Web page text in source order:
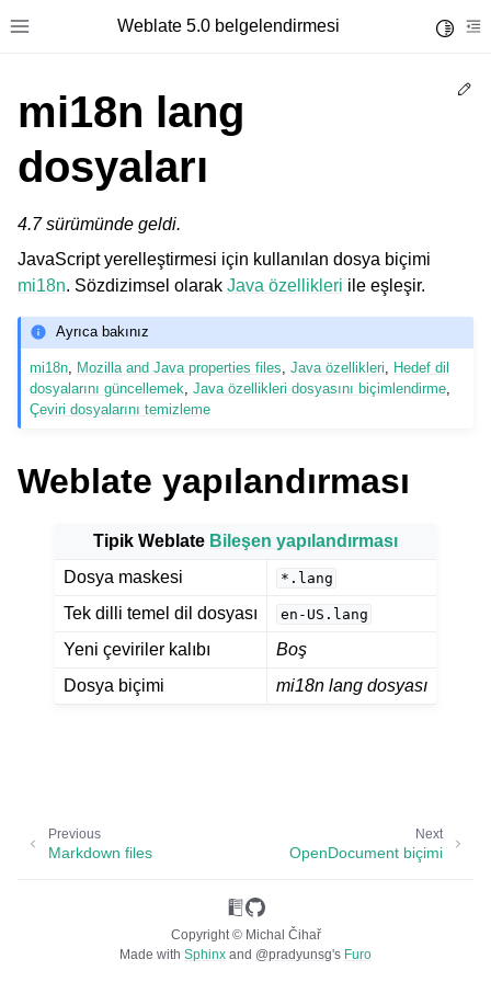
Toggle site navigation sidebar
Weblate 5.0 belgelendirmesi
mi18n lang
dosyaları
4.7 sürümünde geldi.
JavaScript yerelleştirmesi için kullanılan dosya biçimi
mi18n. Sözdizimsel olarak Java özellikleri ile eşleşir.
Ayrıca bakınız
mi18n Mozilla and Java properties files ,Java özellikleri
Hedef dil
dosyalarını güncellemek ,Java özellikleri dosyasını biçimlendirme
Çeviri dosyalarını temizleme
Weblate yapılandırması
Tipik Weblate Bileşen yapılandırması
Dosya maskesi
*.lang
Tek dilli temel dil dosyası en-US.lang
Yeni çeviriler kalıbı
Boş
Dosya biçimi
mi18n lang dosyası
Next
OpenDocument biçimi
Previous
Markdown files
Copyright © Michal Čihař
Made with Sphinx and @pradyunsg's Furo